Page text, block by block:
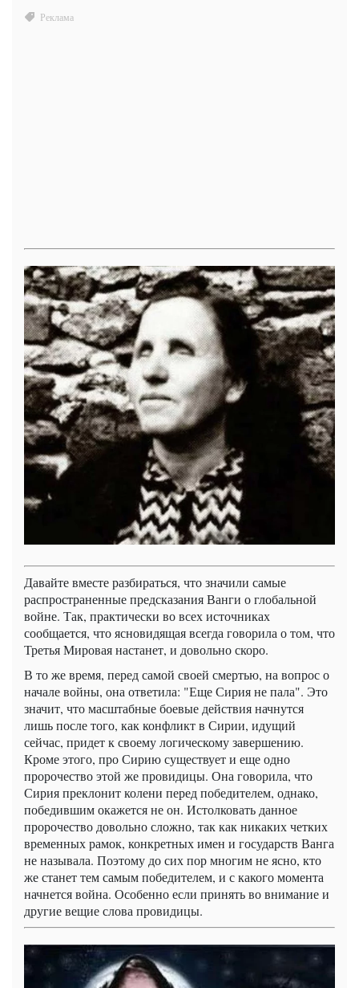
Давайте вместе разбираться, что значили самые
распространенные предсказания Ванги о глобальной
войне. Так, практически во всех источниках
сообщается, что ясновидящая всегда говорила о том, что
Третья Мировая настанет, и довольно скоро.
В то же время, перед самой своей смертью, на вопрос о
начале войны, она ответила: "Еще Сирия не пала". Это
значит, что масштабные боевые действия начнутся
лишь после того, как конфликт в Сирии, идущий
сейчас, придет к своему логическому завершению.
Кроме этого, про Сирию существует и еще одно
пророчество этой же провидицы. Она говорила, что
Сирия преклонит колени перед победителем, однако,
победившим окажется не он. Истолковать данное
пророчество довольно сложно, так как никаких четких
временных рамок, конкретных имен и государств Ванга
не называла. Поэтому до сих пор многим не ясно, кто
же станет тем самым победителем, и с какого момента
начнется война. Особенно если принять во внимание и
другие вещие слова провидицы.